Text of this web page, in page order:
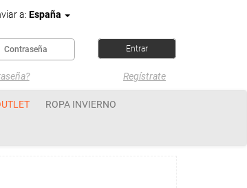
a: España
Regístrate
ROPA INVIERNO